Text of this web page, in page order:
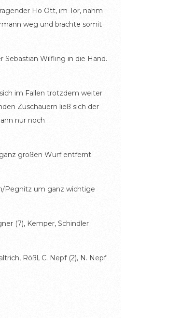
Flo Ott, im Tor, nahm
weg und brachte somit
Sebastian Wilfling in die Hand.
im Fallen trotzdem weiter
Zuschauern ließ sich der
nur noch
großen Wurf entfernt.
Pegnitz um ganz wichtige
(7), Kemper, Schindler
Rößl, C. Nepf (2), N. Nepf